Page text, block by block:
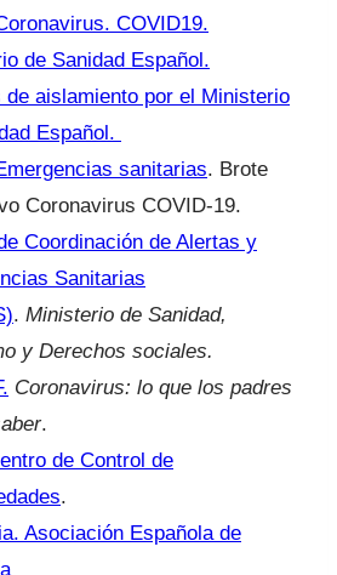
COVID19.
de Sanidad Español.
de aislamiento por el Ministerio
Español.
sanitarias. Brote
Coronavirus COVID-19.
Coordinación de Alertas y
Sanitarias
. Ministerio de Sanidad,
y Derechos sociales.
Coronavirus: lo que los padres
.
de Control de
.
Asociación Española de